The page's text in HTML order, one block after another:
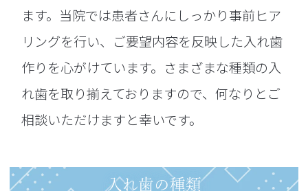
ます。当院では患者さんにしっかり事前ヒア
リングを行い、ご要望内容を反映した入れ歯
作りを心がけています。さまざまな種類の入
れ歯を取り揃えておりますので、何なりとご
相談いただけますと幸いです。
入れ歯の種類